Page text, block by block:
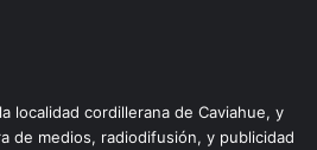
localidad cordillerana de Caviahue, y
de medios, radiodifusión, y publicidad